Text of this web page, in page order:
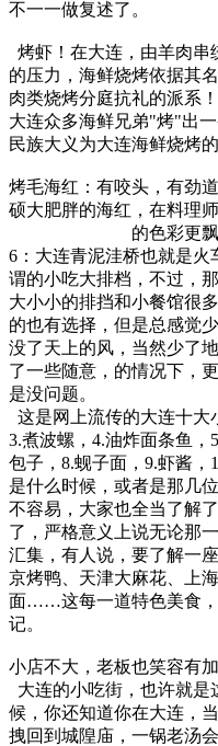
不一一做复述了。
烤虾！在大连，由羊肉串
的压力，海鲜烧烤依据其
肉类烧烤分庭抗礼的派系
大连众多海鲜兄弟"烤"出
民族大义为大连海鲜烧烤
烤毛海红：有咬头，有劲
硕大肥胖的海红，在料理
的色彩更
6：大连青泥洼桥也就是
谓的小吃大排档，不过，
大小小的排挡和小餐馆很
的也有选择，但是总感觉
没了天上的风，当然少了
了一些随意，的情况下，
是没问题。
这是网上流传的大连十大
3.煮波螺，4.油炸面条鱼，
包子，8.蚬子面，9.虾酱
是什么时候，或者是那几
不容易，大家也全当了解
了，严格意义上说无论那
汇集，有人说，要了解一
京烤鸭、天津大麻花、上
面……这每一道特色美食，
记。
小店不大，老板也笑容有
大连的小吃街，也许就
候，你还知道你在大连，
拽回到城隍庙，一锅老汤